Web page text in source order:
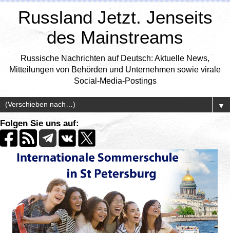
Russland Jetzt. Jenseits
des Mainstreams
Russische Nachrichten auf Deutsch: Aktuelle News,
Mitteilungen von Behörden und Unternehmen sowie virale
Social-Media-Postings
▼
Folgen Sie uns auf: